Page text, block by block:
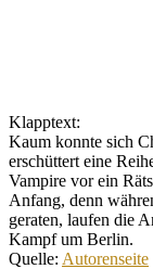
Klapptext:
Kaum konnte sich
erschüttert eine
Vampire vor ein
Anfang, denn
geraten, laufen die
Kampf um Berlin.
Quelle: Autorenseite